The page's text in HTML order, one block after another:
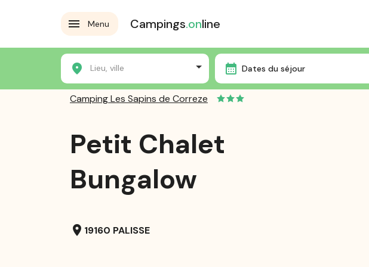
Menu Campings.online
Lieu, ville Dates du séjour
Accueil Les campings Camping Les Sapins de Correze Petit Chalet Bungalow
Camping Les Sapins de Correze
Petit Chalet
Bungalow
location_on 19160 PALISSE